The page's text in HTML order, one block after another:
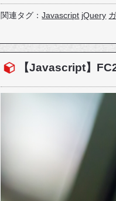
関連タグ：Javascript jQuery
【Javascript】